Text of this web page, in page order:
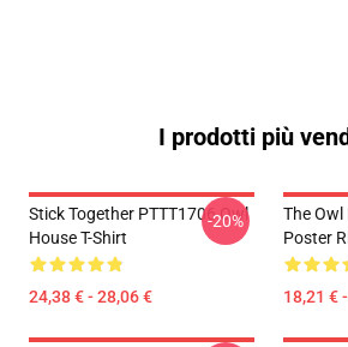
I prodotti più
Stick Together PTTT1706 Owl
House T-Shirt
24,38 € - 28,06 €
-20%
The Owl
Poster
18,21 €